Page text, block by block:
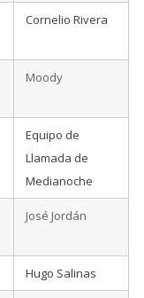
Cornelio Rivera
Moody
Equipo de
Llamada de
Medianoche
José Jordán
Hugo Salinas